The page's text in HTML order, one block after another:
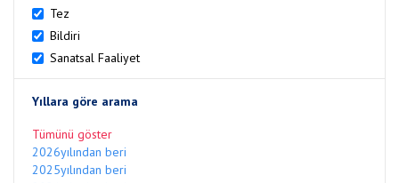
Tez
Bildiri
Sanatsal Faaliyet
Yıllara göre arama
Tümünü göster
2026yılından beri
2025yılından beri